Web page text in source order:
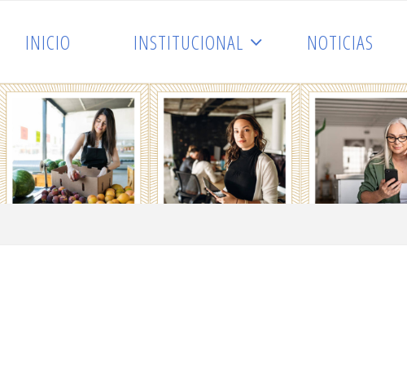
INICIO INSTITUCIONAL NOTICIAS